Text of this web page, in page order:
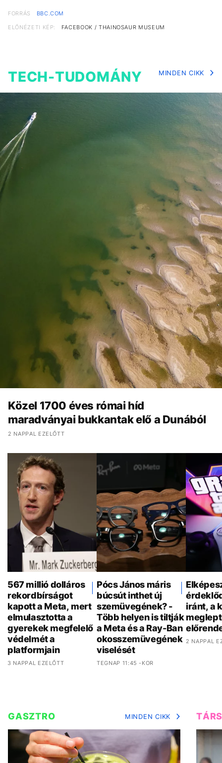
FORRÁS
BBC.COM
ELŐNÉZETI KÉP:
FACEBOOK / THAINOSAUR MUSEUM
TECH-TUDOMÁNY MINDEN CIKK
Közel 1700 éves római híd
maradványai bukkantak elő a Dunából
2 NAPPAL EZELŐTT
567 millió dolláros
rekordbírságot
kapott a Meta, mert
elmulasztotta a
gyerekek megfelelő
védelmét a
platformjain
3 NAPPAL EZELŐTT
Pócs János máris
búcsút inthet új
szemüvegének? -
Több helyen is tiltják
a Meta és a Ray-Ban
okosszemüvegének
viselését
TEGNAP 11:45 -KOR
iránt, a
2 NAPPAL
GASZTRO MINDEN CIKK